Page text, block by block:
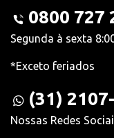
0800 727
Segunda à sexta
*Exceto feriados
(31)
Nossas Redes